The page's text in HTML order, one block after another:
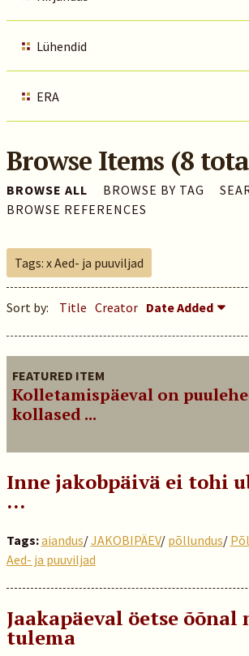
Lühendid
ERA
Browse Items (8
BROWSE ALL BROWSE BY TAG
BROWSE REFERENCES
Tags: x Aed- ja puuviljad
Sort by: Title Creator Date Added
FEATURED ITEM
Kolletamispäeval on
kollased ...
Inne jakobpäivä ei tohi
...
Tags:aiandus/JAKOBIPÄEV/ põllundus/
Aed- ja puuviljad
Jaakapäeval öetse
tulema